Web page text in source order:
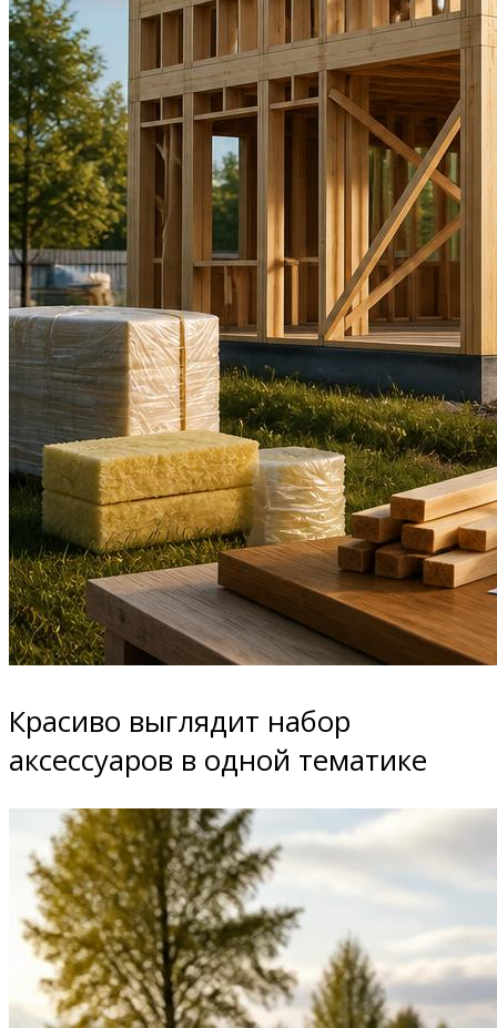
Красиво выглядит набор
аксессуаров в одной тематике